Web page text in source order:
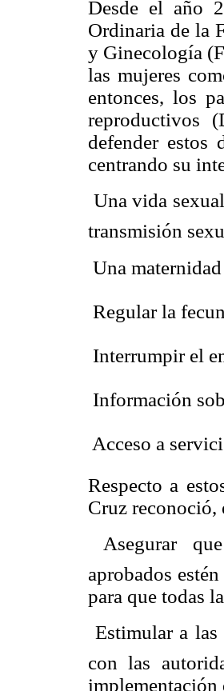
Desde el año
Ordinaria de la
y Ginecología
las mujeres
entonces, los
reproductivos
defender estos
centrando su
 Una vida
transmisión
 Una
 Regular la
 Interrumpir el
 Información
 Acceso a
Respecto a
Cruz reconoció,
 Asegurar
aprobados
para que todas
 Estimular a
con las
implementación